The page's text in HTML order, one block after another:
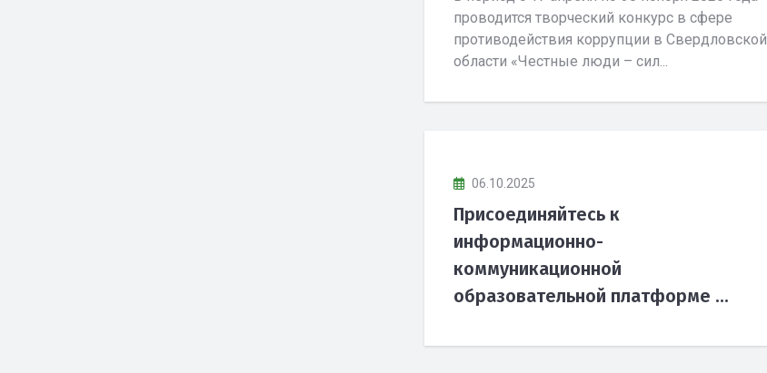
проводится творческий конкурс в сфере
противодействия коррупции в Свердловской
области «Честные люди – сил...
06.10.2025
Присоединяйтесь к
информационно-
коммуникационной
образовательной платформе ...